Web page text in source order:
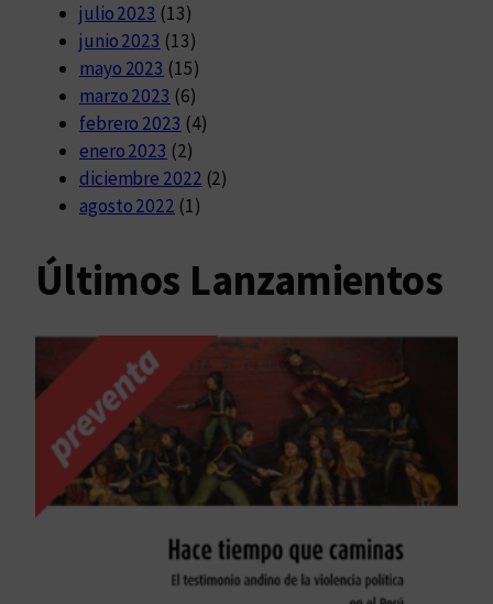
julio 2023 (13)
junio 2023 (13)
mayo 2023 (15)
marzo 2023 (6)
febrero 2023 (4)
enero 2023 (2)
diciembre 2022 (2)
agosto 2022 (1)
Últimos Lanzamientos